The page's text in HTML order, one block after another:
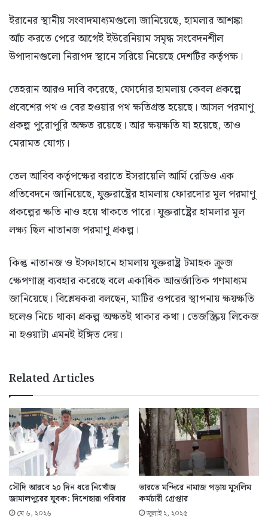
ইরানের স্থানীয় সংবাদমাধ্যমগুলো জানিয়েছে, হামলার আশঙ্কা
আঁচ করতে পেরে আগেই ইউরেনিয়াম সমৃদ্ধ সংবেদনশীল
উপাদানগুলো নিরাপদ স্থানে সরিয়ে নিয়েছে দেশটির কর্তৃপক্ষ।
তেহরান আরও দাবি করেছে, ফোর্দোর হামলায় কেবল প্রকল্পে
প্রবেশের পথ ও বের হওয়ার পথ ক্ষতিগ্রস্ত হয়েছে। আসল পরমাণু
প্রকল্প পুরোপুরি অক্ষত রয়েছে। আর ক্ষয়ক্ষতি যা হয়েছে, তাও
মেরামত যোগ্য।
তেল আবিব কর্তৃপক্ষের বরাতে ইসরায়েলি আর্মি রেডিও এক
প্রতিবেদনে জানিয়েছে, যুক্তরাষ্ট্রের হামলায় ফোরদোর মূল পরমাণু
প্রকল্পের ক্ষতি নাও হয়ে থাকতে পারে। যুক্তরাষ্ট্রের হামলার মূল
লক্ষ্য ছিল নাতানজ পরমাণু প্রকল্প।
কিন্তু নাতানজ ও ইসফাহানে হামলায় যুক্তরাষ্ট্র টমাহক ক্রুজ
ক্ষেপণাস্ত্র ব্যবহার করেছে বলে একাধিক আন্তর্জাতিক গণমাধ্যম
জানিয়েছে। বিশ্লেষকরা বলছেন, মাটির ওপরের স্থাপনায় ক্ষয়ক্ষতি
হলেও নিচে থাকা প্রকল্প অক্ষতই থাকার কথা। তেজস্ক্রিয় লিকেজ
না হওয়াটা এমনই ইঙ্গিত দেয়।
Related Articles
সৌদি আরবে ২০ দিন ধরে নিখোঁজ
জামালপুরের যুবক: দিশেহারা পরিবার
মে ৬, ২০২৬
ভারতে মন্দিরে নামাজ পড়ায় মুসলিম
কর্মচারী গ্রেপ্তার
জুলাই ২, ২০২৫